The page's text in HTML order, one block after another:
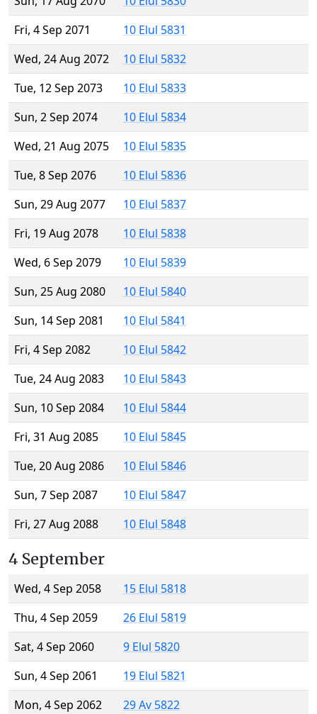
Fri, 4 Sep 2071
10 Elul 5831
Wed, 24 Aug 2072
10 Elul 5832
Tue, 12 Sep 2073
10 Elul 5833
Sun, 2 Sep 2074
10 Elul 5834
Wed, 21 Aug 2075
10 Elul 5835
Tue, 8 Sep 2076
10 Elul 5836
Sun, 29 Aug 2077
10 Elul 5837
Fri, 19 Aug 2078
10 Elul 5838
Wed, 6 Sep 2079
10 Elul 5839
Sun, 25 Aug 2080
10 Elul 5840
Sun, 14 Sep 2081
10 Elul 5841
Fri, 4 Sep 2082
10 Elul 5842
Tue, 24 Aug 2083
10 Elul 5843
Sun, 10 Sep 2084
10 Elul 5844
Fri, 31 Aug 2085
10 Elul 5845
Tue, 20 Aug 2086
10 Elul 5846
Sun, 7 Sep 2087
10 Elul 5847
Fri, 27 Aug 2088
10 Elul 5848
4 September
Wed, 4 Sep 2058
15 Elul 5818
Thu, 4 Sep 2059
26 Elul 5819
Sat, 4 Sep 2060
9 Elul 5820
Sun, 4 Sep 2061
19 Elul 5821
Mon, 4 Sep 2062
29 Av 5822